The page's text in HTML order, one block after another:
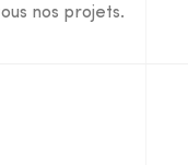
nos projets.